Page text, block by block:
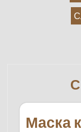
Маска